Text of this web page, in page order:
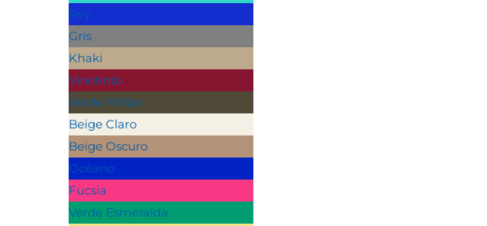
Rey
Gris
Khaki
Vinotinto
Verde Militar
Beige Claro
Beige Oscuro
Océano
Fucsia
Verde Esmeralda